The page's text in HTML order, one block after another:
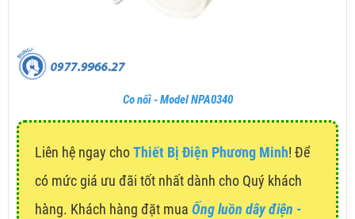
Co nối - Model NPA0340
Liên hệ ngay choThiết Bị Điện Phương Minh! Để
có mức giá ưu đãi tốt nhất dành cho Quý khách
hàng. Khách hàng đặt mua Ống luồn dây điện -